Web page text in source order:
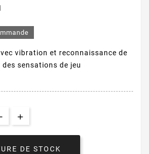
vibration et reconnaissance de
des sensations de jeu
DE STOCK